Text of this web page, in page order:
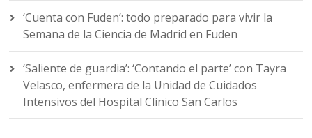
‘Cuenta con Fuden’: todo preparado para vivir la
Semana de la Ciencia de Madrid en Fuden
‘Saliente de guardia’: ‘Contando el parte’ con Tayra
Velasco, enfermera de la Unidad de Cuidados
Intensivos del Hospital Clínico San Carlos